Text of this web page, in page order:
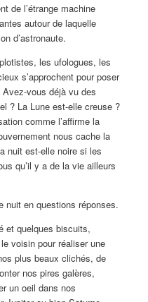
de l’étrange machine
autour de laquelle
d’astronaute.
les ufologues, les
s’approchent pour poser
vous déjà vu des
? La Lune est-elle creuse ?
comme l’affirme la
nous cache la
nuit est-elle noire si les
qu’il y a de la vie ailleurs
nuit en questions réponses.
et quelques biscuits,
voisin pour réaliser une
plus beaux clichés, de
nos pires galères,
un oeil dans nos